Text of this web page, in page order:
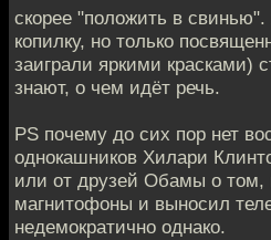
скорее "положить в свинью".
копилку, но только
заиграли яркими красками)
знают, о чем идёт речь.
PS почему до сих пор нет
однокашников Хилари
или от друзей Обамы о том,
магнитофоны и выносил
недемократично однако.